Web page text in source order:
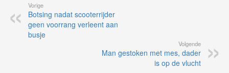
Vorige
Botsing nadat scooterrijder
geen voorrang verleent aan
busje
Volgende
Man gestoken met mes, dader
is op de vlucht